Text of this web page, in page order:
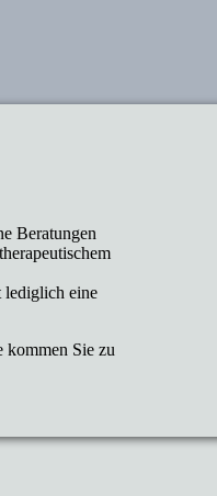
Beratungen
lediglich eine
kommen Sie zu